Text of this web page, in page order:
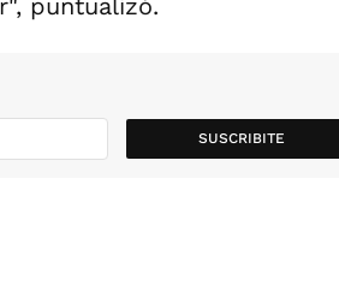
puntualizó.
SUSCRIBITE